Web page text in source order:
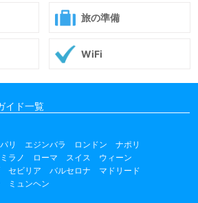
旅の準備
WiFi
イド一覧
パリ エジンバラ ロンドン
ナポリ
ミラノ ローマ スイス
ウィーン
セビリア バルセロナ
マドリード
ミュンヘン